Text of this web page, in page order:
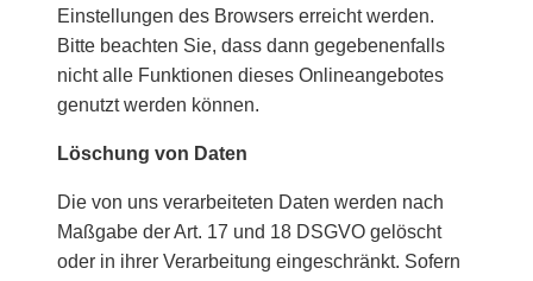
Einstellungen des Browsers erreicht werden.
Bitte beachten Sie, dass dann gegebenenfalls
nicht alle Funktionen dieses Onlineangebotes
genutzt werden können.
Löschung von Daten
Die von uns verarbeiteten Daten werden nach
Maßgabe der Art. 17 und 18 DSGVO gelöscht
oder in ihrer Verarbeitung eingeschränkt. Sofern